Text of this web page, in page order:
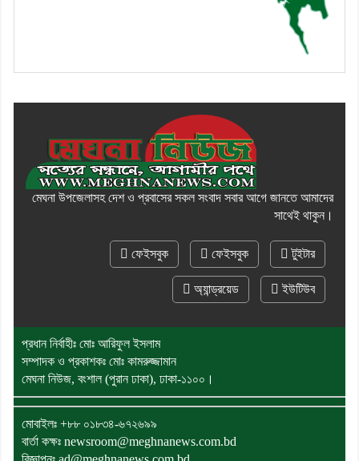
মেঘনা উপজেলাসহ দেশ ও প্রবাসের সকল সংবাদ সবার আগে জানতে আমাদের
সাথেই থাকুন।
ফেইসবুক ফেইসবুক টুইটার
অ্যান্ড্রয়েড ইউটিউব
প্রধান নির্বাহীঃ মোঃ আরিফুল ইসলাম
সম্পাদক ও প্রকাশকঃ মোঃ কামরুজ্জামান
মেঘনা নিউজ, বংশাল (পুরান ঢাকা), ঢাকা-১১০০।
মোবাইলঃ +৮৮ ০১৮৩৪-৬৭২৬৯৯
বার্তা কক্ষঃ newsroom@meghnanews.com.bd